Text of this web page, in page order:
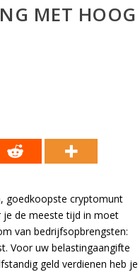
MET HOOG
goedkoopste cryptomunt
je de meeste tijd in moet
van bedrijfsopbrengsten:
Voor uw belastingaangifte
geld verdienen heb je